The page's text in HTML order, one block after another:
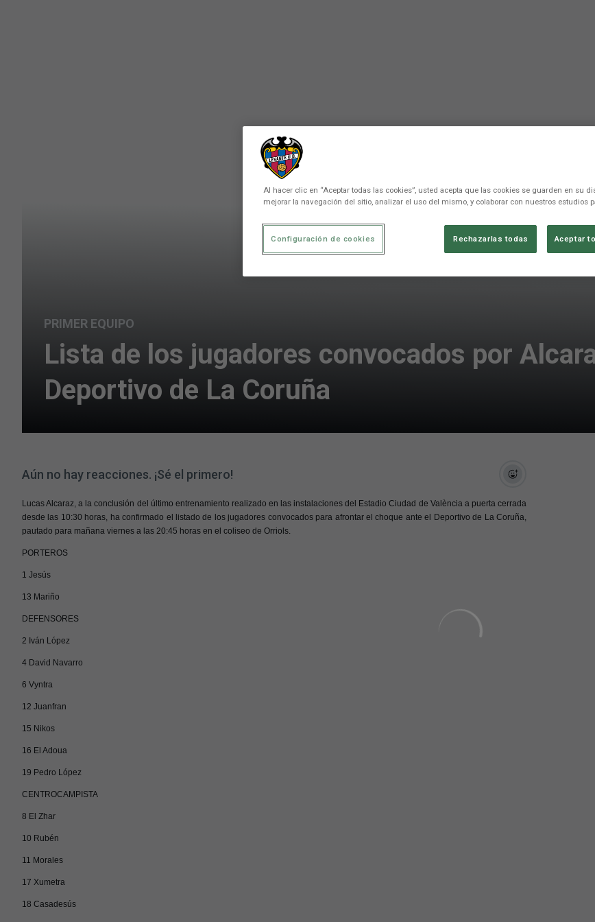
PRIMER EQUIPO
Lista de los jugadores convocados por
Deportivo de La Coruña
Aún no hay reacciones. ¡Sé el primero!
Lucas Alcaraz, a la conclusión del último entrenamiento realizado en las instalaciones del Estadio Ciudad de València a puerta cerrada
desde las 10:30 horas, ha confirmado el listado de los jugadores convocados para afrontar el choque ante el Deportivo de La Coruña,
pautado para mañana viernes a las 20:45 horas en el coliseo de Orriols.
PORTEROS
1 Jesús
13 Mariño
DEFENSORES
2 Iván López
4 David Navarro
6 Vyntra
12 Juanfran
15 Nikos
16 El Adoua
19 Pedro López
CENTROCAMPISTA
8 El Zhar
10 Rubén
11 Morales
17 Xumetra
18 Casadesús
Al hacer clic en “Aceptar todas las cookies”, usted acepta que las cookies se guarden en su
mejorar la navegación del sitio, analizar el uso del mismo, y colaborar con nuestros estudios
Rechazarlas todas Aceptar
Configuración de cookies